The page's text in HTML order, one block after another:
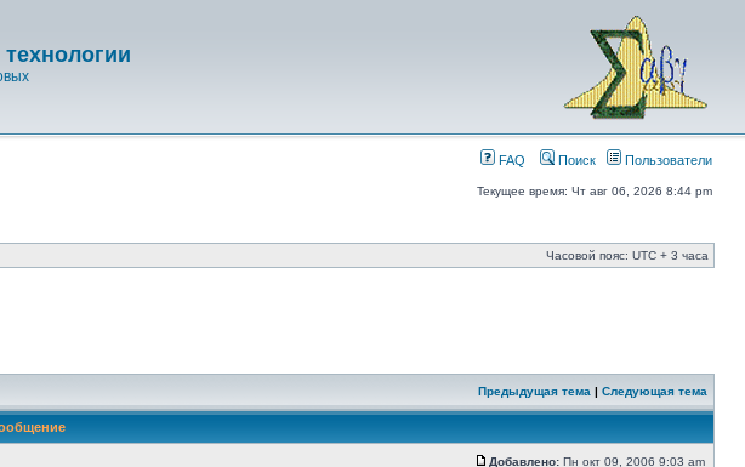
FAQ Поиск Пользователи
Текущее время: Чт авг 06, 2026 8:44 pm
Часовой пояс: UTC + 3 часа
Предыдущая тема | Следующая тема
Добавлено: Пн окт 09, 2006 9:03 am